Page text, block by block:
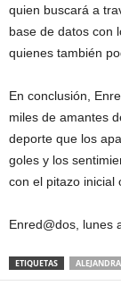
quien buscará a
base de datos con
quienes también
En conclusión,
miles de amantes
deporte que los
goles y los
con el pitazo inicial
Enred@dos, lunes
ETIQUETAS